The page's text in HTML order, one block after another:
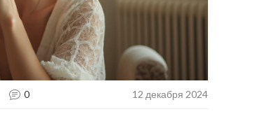
0 12 декабря 2024